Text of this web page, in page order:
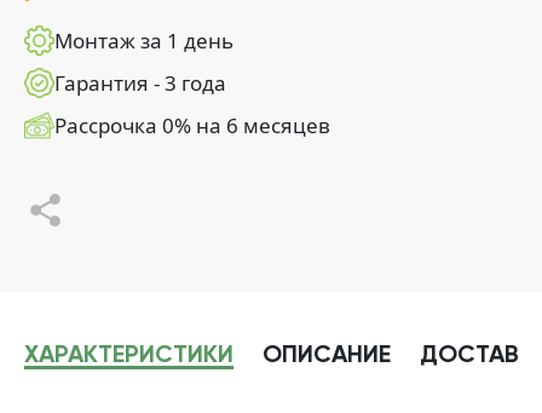
Монтаж за 1 день
Гарантия - 3 года
Рассрочка 0% на 6 месяцев
ХАРАКТЕРИСТИКИ ОПИСАНИЕ